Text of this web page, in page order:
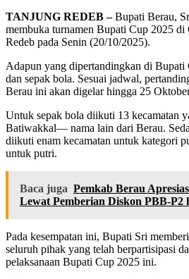
TANJUNG REDEB –Bupati Berau,
membuka turnamen Bupati Cup 2025
Redeb pada Senin (20/10/2025).
Adapun yang dipertandingkan di
dan sepak bola. Sesuai jadwal,
Berau ini akan digelar hingga 25
Untuk sepak bola diikuti 13 kecamatan
Batiwakkal— nama lain dari Berau.
diikuti enam kecamatan untuk kategori
untuk putri.
Baca juga Pemkab Berau
Lewat Pemberian Diskon PBB-P2
Pada kesempatan ini, Bupati Sri
seluruh pihak yang telah berpartisipasi
pelaksanaan Bupati Cup 2025 ini.